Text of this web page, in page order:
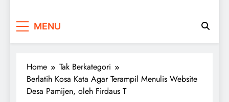
MENU
Home
Tak Berkategori
Berlatih Kosa Kata Agar Terampil Menulis Website
Desa Pamijen, oleh Firdaus T